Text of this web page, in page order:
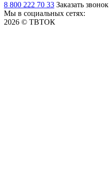
8 800 222 70 33 Заказать звонок
Мы в социальных сетях:
2026 © ТВТОК